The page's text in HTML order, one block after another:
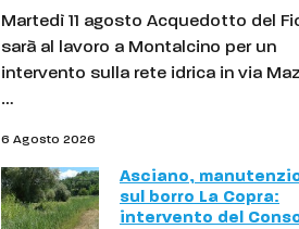
Martedì 11 agosto Acquedotto del
sarà al lavoro a Montalcino per un
intervento sulla rete idrica in via
…
6 Agosto 2026
Asciano,
sul borro La Copra:
intervento del